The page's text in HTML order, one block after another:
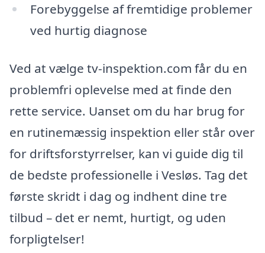
Forebyggelse af fremtidige problemer
ved hurtig diagnose
Ved at vælge tv-inspektion.com får du en
problemfri oplevelse med at finde den
rette service. Uanset om du har brug for
en rutinemæssig inspektion eller står over
for driftsforstyrrelser, kan vi guide dig til
de bedste professionelle i Vesløs. Tag det
første skridt i dag og indhent dine tre
tilbud – det er nemt, hurtigt, og uden
forpligtelser!